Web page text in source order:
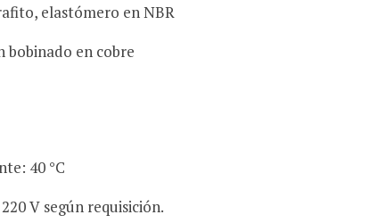
elastómero en NBR
en cobre
40 °C
V según requisición.